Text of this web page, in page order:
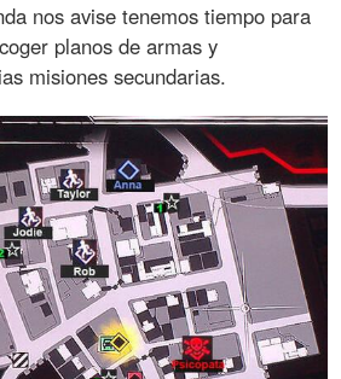
nos avise tenemos tiempo para
planos de armas y
misiones secundarias.